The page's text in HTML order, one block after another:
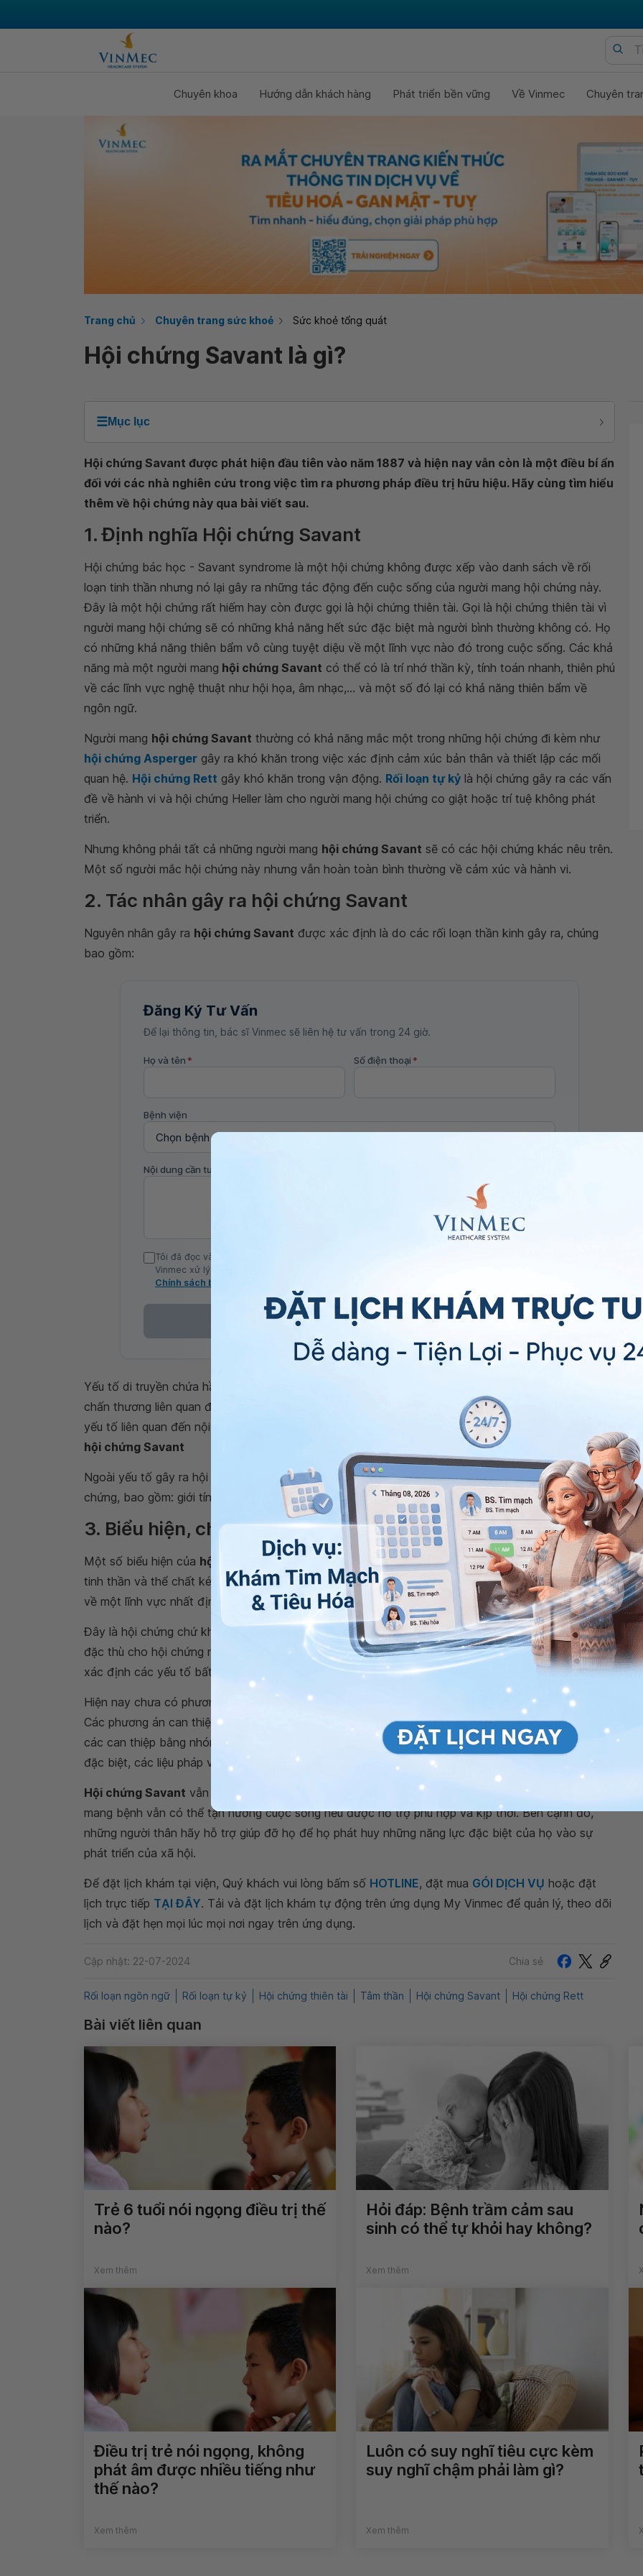
Chuyên khoa Hướng dẫn khách hàng Phát triển bền vững Về Vinmec Chuyên
Trang chủ Chuyên trang sức khoẻ Sức khoẻ tổng quát
Hội chứng Savant là gì?
☰Mục lục
Hội chứng Savant được phát hiện đầu tiên vào năm 1887 và hiện nay vẫn còn là một điều bí ẩn
đối với các nhà nghiên cứu trong việc tìm ra phương pháp điều trị hữu hiệu. Hãy cùng tìm hiểu
thêm về hội chứng này qua bài viết sau.
1. Định nghĩa Hội chứng Savant
Hội chứng bác học - Savant syndrome là một hội chứng không được xếp vào danh sách về rối
loạn tinh thần nhưng nó lại gây ra những tác động đến cuộc sống của người mang hội chứng này.
Đây là một hội chứng rất hiếm hay còn được gọi là hội chứng thiên tài. Gọi là hội chứng thiên tài vì
người mang hội chứng sẽ có những khả năng hết sức đặc biệt mà người bình thường không có. Họ
có những khả năng thiên bẩm vô cùng tuyệt diệu về một lĩnh vực nào đó trong cuộc sống. Các khả
năng mà một người mang hội chứng Savant có thể có là trí nhớ thần kỳ, tính toán nhanh, thiên phú
về các lĩnh vực nghệ thuật như hội họa, âm nhạc,... và một số đó lại có khả năng thiên bẩm về
ngôn ngữ.
Người mang hội chứng Savant thường có khả năng mắc một trong những hội chứng đi kèm như
hội chứng Asperger gây ra khó khăn trong việc xác định cảm xúc bản thân và thiết lập các mối
quan hệ. Hội chứng Rett gây khó khăn trong vận động. Rối loạn tự kỷ là hội chứng gây ra các vấn
đề về hành vi và hội chứng Heller làm cho người mang hội chứng co giật hoặc trí tuệ không phát
triển.
Nhưng không phải tất cả những người mang hội chứng Savant sẽ có các hội chứng khác nêu trên.
Một số người mắc hội chứng này nhưng vẫn hoàn toàn bình thường về cảm xúc và hành vi.
2. Tác nhân gây ra hội chứng Savant
Nguyên nhân gây ra hội chứng Savant được xác định là do các rối loạn thần kinh gây ra, chúng
bao gồm:
Đăng Ký Tư Vấn
Để lại thông tin, bác sĩ Vinmec sẽ liên hệ tư vấn trong 24 giờ.
Họ và tên * Số điện thoại *
Bệnh viện
Nội dung cần tư vấn
Tôi đã đọc và đồng ý với Chính sách bảo vệ dữ liệu cá nhân của Vinmec và chấp thuận để
Vinmec xử lý DLCN của tôi theo quy định của pháp luật về bảo vệ DLCN.
Chính sách bảo mật
Đăng Ký
Yếu tố di truyền chứa hầu hết đại đa số các trường hợp mang
chấn thương liên quan đến đầu và hệ thần kinh cũng có thể dẫn đến tình trạng này. Bên cạnh đó,
yếu tố liên quan đến nội tiết tố testosterone cũng được xem là một trong những tác nhân gây ra
hội chứng Savant
Ngoài yếu tố gây ra hội chứng trên thì một số yếu tố sau cũng góp phần làm tăng nguy cơ mắc hội
chứng, bao gồm: giới tính,
các dị tật bẩm sinh, trẻ em sinh non hoặc sinh nhẹ cân,...
3. Biểu hiện, chẩn đoán và điều trị hội chứng chứng savant
Một số biểu hiện của hội chứng Savant bao gồm: gặp vấn đề vềrối loạn ngôn ngữ, thiếu tự tin,
tinh thần và thể chất kém phát triển, trí thông minh hạn chế nhưng lại có những năng lực đặc biệt
về một lĩnh vực nhất định, có vấn đề về hành vi và não bộ có những phát triển bất thường,...
Đây là hội chứng chứ không được xem là một căn bệnh, vì vậy chưa có phương thức chẩn đoán
đặc thù cho hội chứng này. Tuy nhiên, bác sĩ sẽ có thể chỉ định để dùng một số phương pháp để
xác định các yếu tố bất thường bao gồm thực hiện các xét nghiệm và chụp não, chụp CT...
Hiện nay chưa có phương án điều trị và thuốc đặc trị cụ thể cho người mang hội chứng Savant
Các phương án can thiệp chỉ nhắm vào việc làm thuyên giảm ảnh hưởng do hội chứng mang lại như
các can thiệp bằng nhóm hỗ trợ dưới sự hỗ trợ của thành viên gia đình, các chương trình giáo dục
đặc biệt, các liệu pháp về tâm lý giúp cho người mang hội chứng hòa nhập với cộng đồng.
Hội chứng Savant vẫn còn là một điều bí ẩn đối với lĩnh vực y tế và khoa học. Tuy nhiên, người
mang bệnh vẫn có thể tận hưởng cuộc sống nếu được hỗ trợ phù hợp và kịp thời. Bên cạnh đó,
những người thân hãy hỗ trợ giúp đỡ họ để họ phát huy những năng lực đặc biệt của họ vào sự
phát triển của xã hội.
Để đặt lịch khám tại viện, Quý khách vui lòng bấm số HOTLINE, đặt mua GÓI DỊCH VỤ hoặc đặt
lịch trực tiếp TẠI ĐÂY. Tải và đặt lịch khám tự động trên ứng dụng My Vinmec để quản lý, theo dõi
lịch và đặt hẹn mọi lúc mọi nơi ngay trên ứng dụng.
Cập nhật: 22-07-2024 Chia sẻ
Rối loạn ngôn ngữ Rối loạn tự kỷ Hội chứng thiên tài Tâm thần Hội chứng Savant Hội chứng Rett
Bài viết liên quan
Trẻ 6 tuổi nói ngọng điều trị thế
nào?
Xem thêm
Hỏi đáp: Bệnh trầm cảm sau
sinh có thể tự khỏi hay không?
Xem thêm
Điều trị trẻ nói ngọng, không
phát âm được nhiều tiếng như
thế nào?
Xem thêm
Luôn có suy nghĩ tiêu cực kèm
suy nghĩ chậm phải làm gì?
Xem thêm